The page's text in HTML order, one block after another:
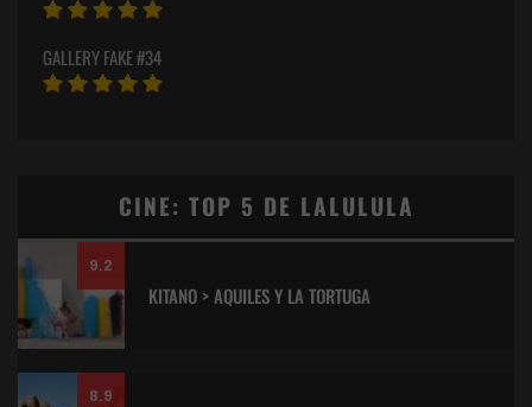
GALLERY FAKE #34
CINE: TOP 5 DE LALULULA
9.2
KITANO > AQUILES Y LA TORTUGA
8.9